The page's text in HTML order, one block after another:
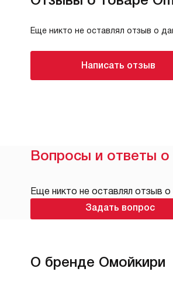
Еще никто не оставлял отзыв о
Написать отзыв
Вопросы и ответы
Еще никто не оставлял отзыв
Задать вопрос
О бренде Омойкири